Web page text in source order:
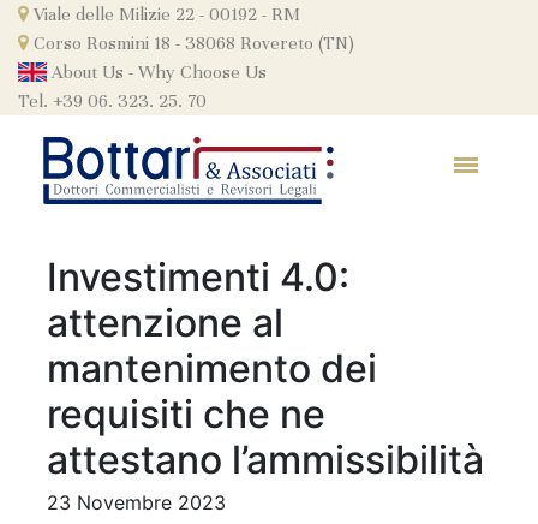
Skip
content
Viale delle Milizie 22 - 00192 - RM
Corso Rosmini 18 - 38068 Rovereto (TN)
About Us - Why Choose Us
Tel. +39 06. 323. 25. 70
Investimenti 4.0:
attenzione al
mantenimento dei
requisiti che ne
attestano l’ammissibilità
23 Novembre 2023